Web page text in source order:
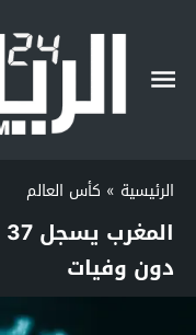
الرئيسية » كأس العالم
دون وفيات